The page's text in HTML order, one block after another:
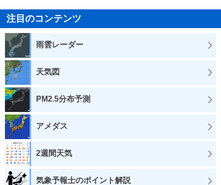
注目のコンテンツ
雨雲レーダー
天気図
PM2.5分布予測
アメダス
2週間天気
気象予報士のポイント解説